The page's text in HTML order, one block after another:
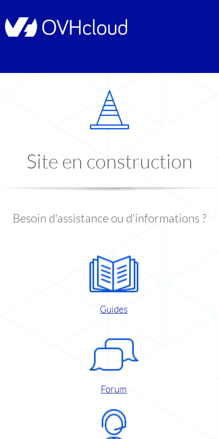
Site en construction
Besoin d'assistance ou d'informations ?
Guides
Forum